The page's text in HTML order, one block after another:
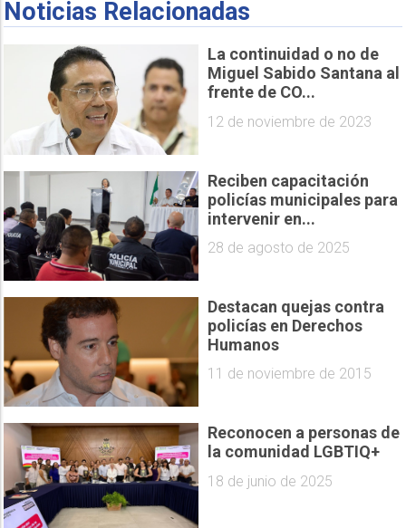
Noticias Relacionadas
La continuidad o no de
Miguel Sabido Santana al
frente de CO...
12 de noviembre de 2023
Reciben capacitación
policías municipales para
intervenir en...
28 de agosto de 2025
Destacan quejas contra
policías en Derechos
Humanos
11 de noviembre de 2015
Reconocen a personas de
la comunidad LGBTIQ+
18 de junio de 2025